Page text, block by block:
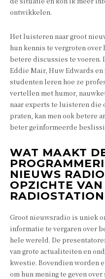
ontwikkelen.
Het luisteren naar groot
hun kennis te vergroten
betere discussies te voeren.
Eddie Mair, Huw Edwards
studenten leren hoe ze
vertellen met humor,
naar experts te luisteren die
praten, kan men ook betere
beter geïnformeerde
WAT MAAKT
NIEUWS
OPZICHTE
Groot nieuwsradio is uniek
informatie te vergaren over
hele wereld. De
van grote actualiteiten en
kwestie. Bovendien worden
om hun mening te geven